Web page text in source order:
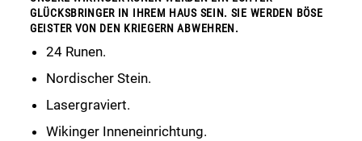
GLÜCKSBRINGER IN IHREM HAUS SEIN. SIE WERDEN BÖSE
GEISTER VON DEN KRIEGERN ABWEHREN.
24 Runen.
Nordischer Stein.
Lasergraviert.
Wikinger Inneneinrichtung.